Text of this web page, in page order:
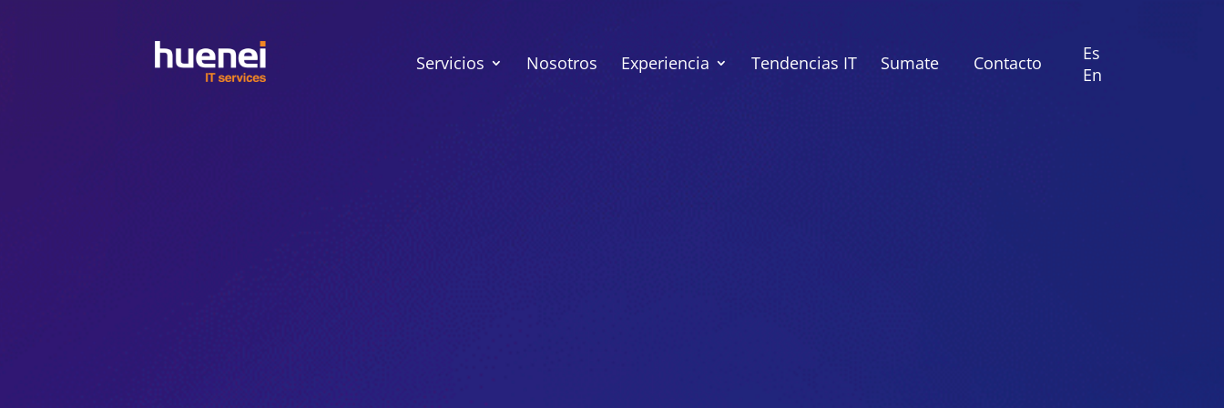
Servicios Nosotros Experiencia Tendencias IT Sumate Contacto
En
Es